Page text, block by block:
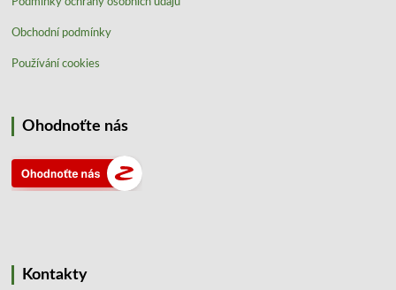
Obchodní podmínky
Používání cookies
Ohodnoťte nás
Kontakty